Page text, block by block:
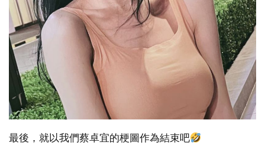
最後，就以我們蔡卓宜的梗圖作為結束吧